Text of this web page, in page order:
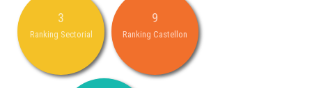
3
Ranking Sectorial
9
Ranking Castellon